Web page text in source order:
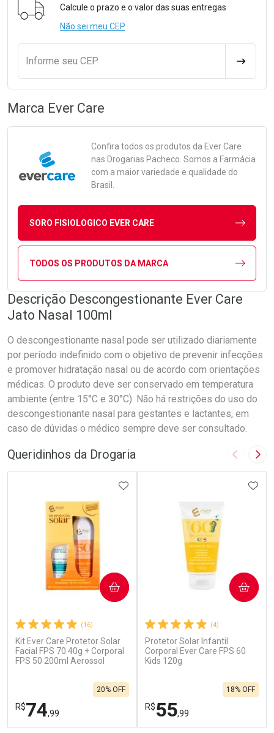
Calcule o prazo e o valor das suas entregas
Não sei meu CEP
Informe seu CEP
Marca Ever Care
Confira todos os produtos da Ever Care
nas Drogarias Pacheco. Somos a Farmácia
com a maior variedade e qualidade do
Brasil.
SORO FISIOLOGICO EVER CARE
TODOS OS PRODUTOS DA MARCA
Descrição Descongestionante Ever Care
Jato Nasal 100ml
O descongestionante nasal pode ser utilizado diariamente
por período indefinido com o objetivo de prevenir infecções
e promover hidratação nasal ou de acordo com orientações
médicas. O produto deve ser conservado em temperatura
ambiente (entre 15°C e 30°C). Não há restrições do uso do
descongestionante nasal para gestantes e lactantes, em
caso de dúvidas o médico sempre deve ser consultado.
Queridinhos da Drogaria Imagem
(16)
Kit Ever Care Protetor Solar
Facial FPS 70 40g + Corporal
FPS 50 200ml Aerossol
R$74,99
20% OFF
ADICIONAR AOS FAVORITOS
COMPRAR
(4)
Protetor Solar Infantil
Corporal Ever Care FPS 60
Kids 120g
R$55,99
18% OFF
COMPRAR